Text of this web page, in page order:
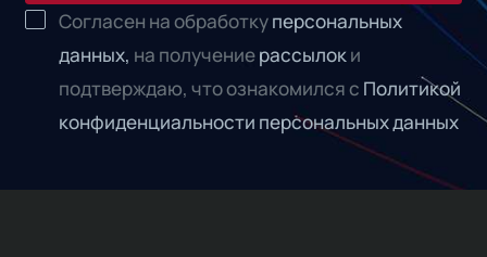
Согласен на обработкуперсональных
данных, на получениерассылоки
подтверждаю, что ознакомился с Политикой
конфиденциальности персональных данных